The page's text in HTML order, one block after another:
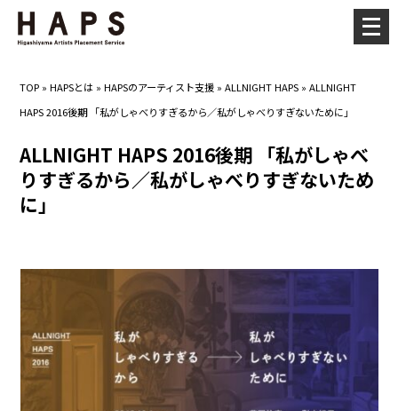
TOP »HAPSとは »HAPSのアーティスト支援 »ALLNIGHT HAPS »ALLNIGHT
HAPS 2016後期 「私がしゃべりすぎるから／私がしゃべりすぎないために」
ALLNIGHT HAPS 2016後期 「私がしゃべ
りすぎるから／私がしゃべりすぎないため
に」
メ
ニ
開
く